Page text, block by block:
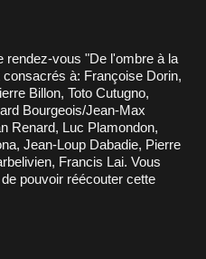
à: Françoise Dorin,
Billon, Toto Cutugno,
Bourgeois/Jean-Max
Renard, Luc Plamondon,
Jean-Loup Dabadie, Pierre
Francis Lai. Vous
pouvoir réécouter cette